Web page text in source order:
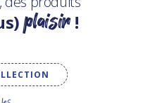
plaisir!